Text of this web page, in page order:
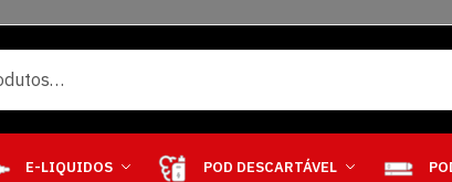
E-LIQUIDOS POD DESCARTÁVEL